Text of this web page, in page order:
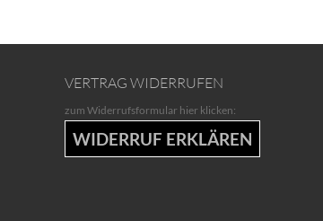
VERTRAG WIDERRUFEN
zum Widerrufsformular hier klicken:
WIDERRUF ERKLÄREN